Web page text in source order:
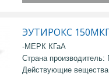
ЭУТИРОКС
-МЕРК КГаА
Страна производитель:
Действующие